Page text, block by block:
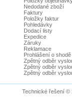
Nedodané zboží
Faktury
Položky faktur
Pohledávky
Dodací listy
Expedice
Záruky
Reklamace
Prohlášení o shodě
Zpětný odběr
Zpětný odběr
Zpětný odběr
Technické řešení ©